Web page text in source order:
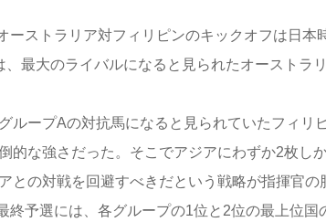
ストラリア対フィリピンのキックオフは日本
最大のライバルになると見られたオーストラ
ープAの対抗馬になると見られていたフィリ
的な強さだった。そこでアジアにわずか2枚し
との対戦を回避すべきだという戦略が指揮官の
予選には、各グループの1位と2位の最上位国